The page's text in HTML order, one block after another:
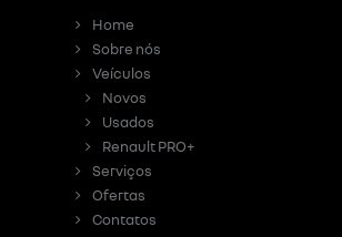
Home
Sobre nós
Veículos
Novos
Usados
Renault PRO+
Serviços
Ofertas
Contatos